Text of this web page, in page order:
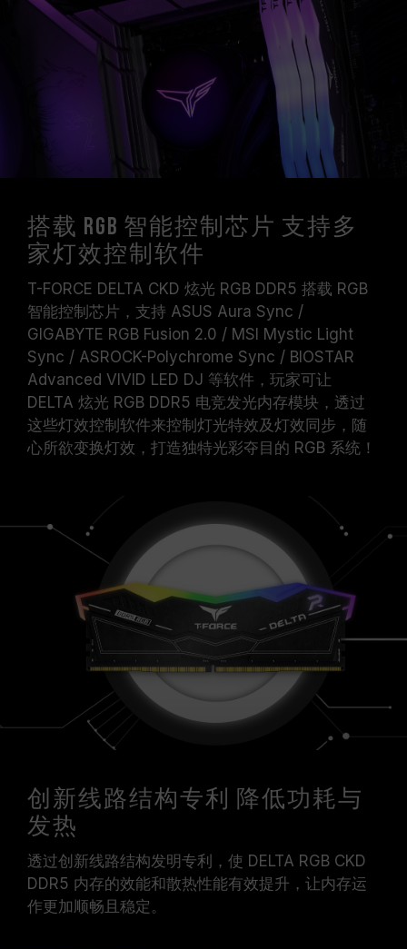
搭载 RGB 智能控制芯片 支持多
家灯效控制软件
T-FORCE DELTA CKD 炫光 RGB DDR5 搭载 RGB
智能控制芯片，支持 ASUS Aura Sync /
GIGABYTE RGB Fusion 2.0 / MSI Mystic Light
Sync / ASROCK-Polychrome Sync / BIOSTAR
Advanced VIVID LED DJ 等软件，玩家可让
DELTA 炫光 RGB DDR5 电竞发光内存模块，透过
这些灯效控制软件来控制灯光特效及灯效同步，随
心所欲变换灯效，打造独特光彩夺目的 RGB 系统！
创新线路结构专利 降低功耗与
发热
透过创新线路结构发明专利，使 DELTA RGB CKD
DDR5 内存的效能和散热性能有效提升，让内存运
作更加顺畅且稳定。